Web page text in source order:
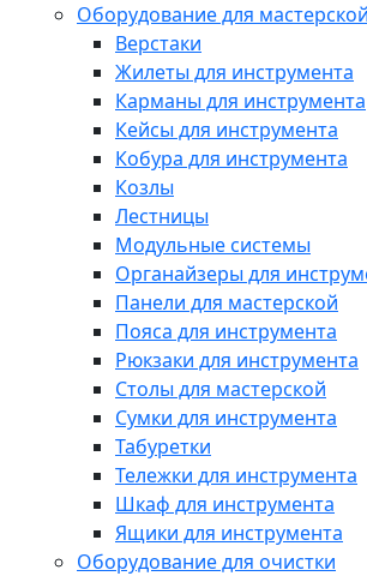
Оборудование для мастерской
Верстаки
Жилеты для инструмента
Карманы для инструмента
Кейсы для инструмента
Кобура для инструмента
Козлы
Лестницы
Модульные системы
Органайзеры для
Панели для мастерской
Пояса для инструмента
Рюкзаки для инструмента
Столы для мастерской
Сумки для инструмента
Табуретки
Тележки для инструмента
Шкаф для инструмента
Ящики для инструмента
Оборудование для очистки